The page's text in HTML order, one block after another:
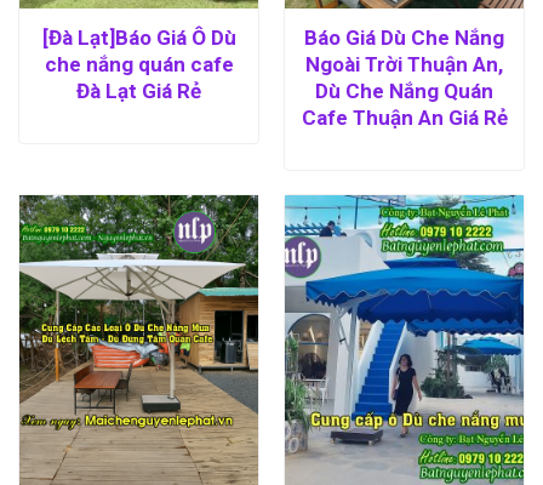
[Đà Lạt]Báo Giá Ô Dù
che nắng quán cafe
Đà Lạt Giá Rẻ
Báo Giá Dù Che Nắng
Ngoài Trời Thuận An,
Dù Che Nắng Quán
Cafe Thuận An Giá Rẻ